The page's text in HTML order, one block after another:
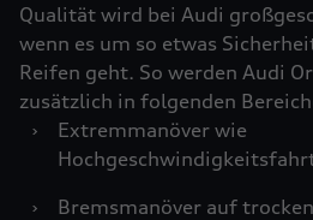
Qualität wird bei Audi
wenn es um so etwas
Reifen geht. So werden Audi
zusätzlich in folgenden
›
Extremmanöver wie
›
Bremsmanöver auf